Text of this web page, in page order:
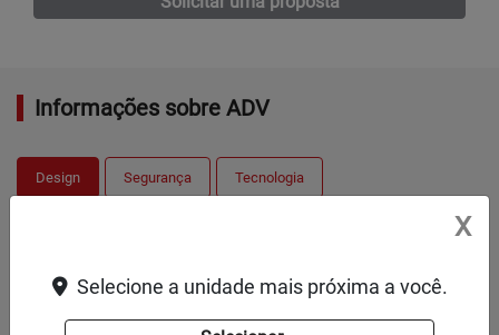
Informações sobre ADV
Design Segurança Tecnologia
X
Selecione a unidade mais próxima a você.